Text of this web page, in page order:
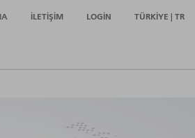
İLETIŞIM LOGIN TÜRKIYE | TR